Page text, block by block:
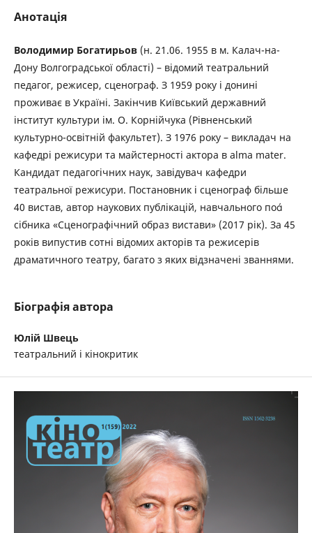
Анотація
Володимир Богатирьов (н. 21.06. 1955 в м. Калач-на-
Дону Волгоградської області) – відомий театральний
педагог, режисер, сценограф. З 1959 року і донині
проживає в Україні. Закінчив Київський державний
інститут культури ім. О. Корнійчука (Рівненський
культурно-освітній факультет). З 1976 року – викладач на
кафедрі режисури та майстерності актора в alma mater.
Кандидат педагогічних наук, завідувач кафедри
театральної режисури. Постановник і сценограф більше
40 вистав, автор наукових публікацій, навчального по
сібника «Сценографічний образ вистави» (2017 рік). За 45
років випустив сотні відомих акторів та режисерів
драматичного театру, багато з яких відзначені званнями.
Біографія автора
Юлій Швець
театральний і кінокритик